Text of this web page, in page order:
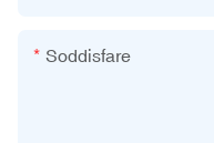
Soddisfare